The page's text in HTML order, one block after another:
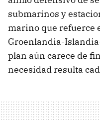
submarinos y
marino que refuerce
Groenlandia-
plan aún carece de
necesidad resulta